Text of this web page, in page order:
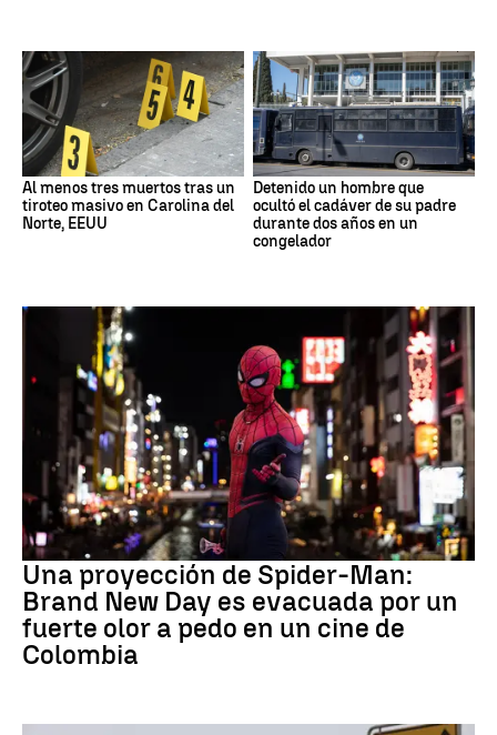
Al menos tres muertos tras un
tiroteo masivo en Carolina del
Norte, EEUU
Detenido un hombre que
ocultó el cadáver de su padre
durante dos años en un
congelador
Pedo Spiderman
Una proyección de Spider-Man:
Brand New Day es evacuada por un
fuerte olor a pedo en un cine de
Colombia